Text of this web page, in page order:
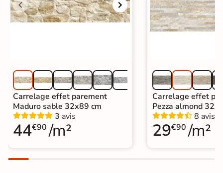
Carrelage effet parement
Maduro sable 32x89 cm
3 avis
44€90 /m²
Carrelage effet
Pezza almond
8 avis
29€90 /m²